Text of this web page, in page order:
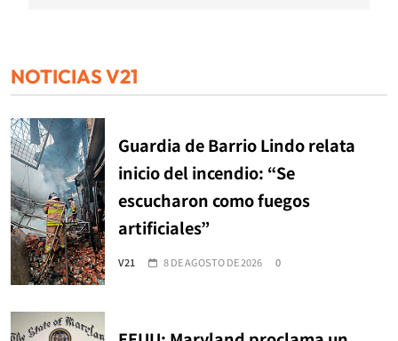
NOTICIAS V21
Guardia de Barrio Lindo relata
inicio del incendio: “Se
escucharon como fuegos
artificiales”
V21 8 DE AGOSTO DE 2026 0